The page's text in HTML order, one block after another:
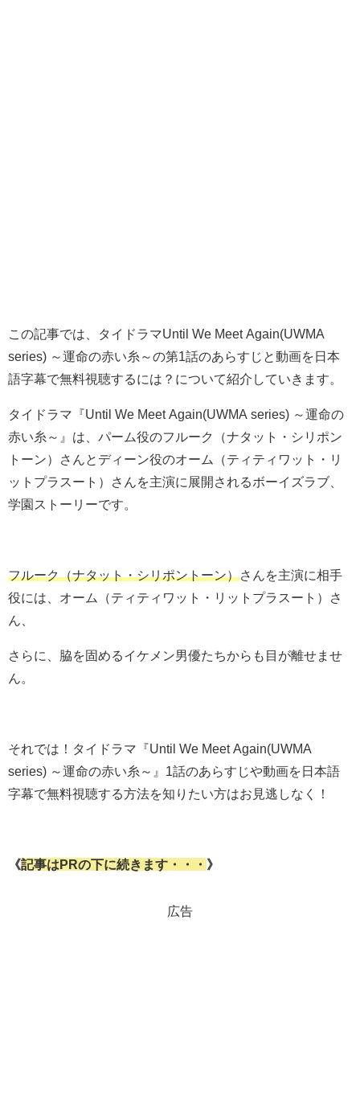
この記事では、タイドラマUntil We Meet Again(UWMA
series) ～運命の赤い糸～の第1話のあらすじと動画を日本
語字幕で無料視聴するには？について紹介していきます。
タイドラマ 『Until We Meet Again(UWMA series) ～運命の
赤い糸～』は、 パーム役のフルーク（ナタット・シリポン
トーン）さんとディーン役のオーム（ティティワット・リ
ットプラスート）さんを主演に展開されるボーイズラブ、
学園ストーリーです。
フルーク（ナタット・シリポントーン）さんを主演に相手
役には、 オーム（ティティワット・リットプラスート）
さ
ん、
さらに、脇を固めるイケメン男優たちからも目が離せませ
ん。
それでは！タイドラマ『Until We Meet Again(UWMA
series) ～運命の赤い糸～』1話のあらすじや動画を日本語
字幕で無料視聴する方法を知りたい方はお見逃しなく！
《記事はPRの下に続きます・・・ 》
広告